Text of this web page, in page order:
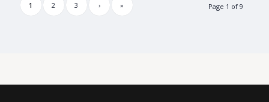
Page 1 of 9
1 2 3 › »